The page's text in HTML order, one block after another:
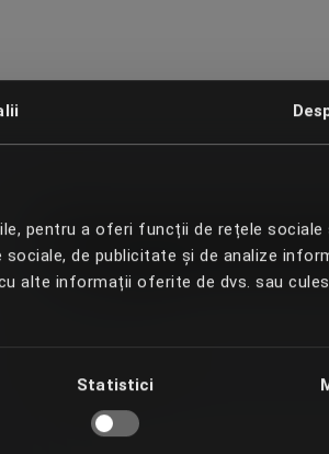
pentru a oferi funcții de rețele sociale
de publicitate și de analize
alte informații oferite de dvs. sau
Statistici